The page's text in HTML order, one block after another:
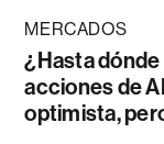
MERCADOS
¿Hasta
acciones de
optimista,